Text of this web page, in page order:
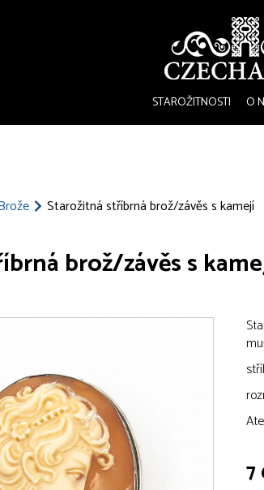
STAROŽITNOSTI O
Starožitná stříbrná brož/závěs s kamejí
brož/závěs s
7